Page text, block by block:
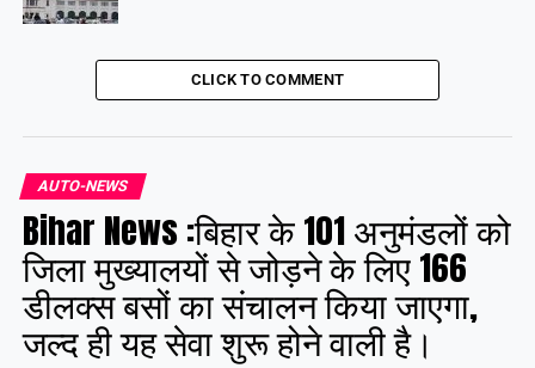
CLICK TO COMMENT
AUTO-NEWS
Bihar News :बिहार के 101 अनुमंडलों को
जिला मुख्यालयों से जोड़ने के लिए 166
डीलक्स बसों का संचालन किया जाएगा,
जल्द ही यह सेवा शुरू होने वाली है।